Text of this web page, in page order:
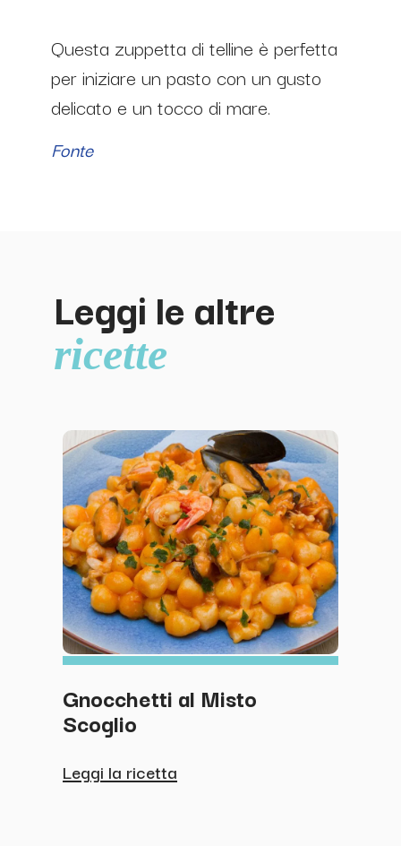
Questa zuppetta di telline è perfetta
per iniziare un pasto con un gusto
delicato e un tocco di mare.
Fonte
Leggi le altre
ricette
Gnocchetti al Misto
Scoglio
Leggi la ricetta